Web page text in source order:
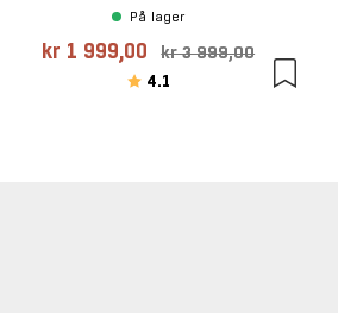
På lager
kr 1 999,00
kr 3 999,00
Karakter:
4.1